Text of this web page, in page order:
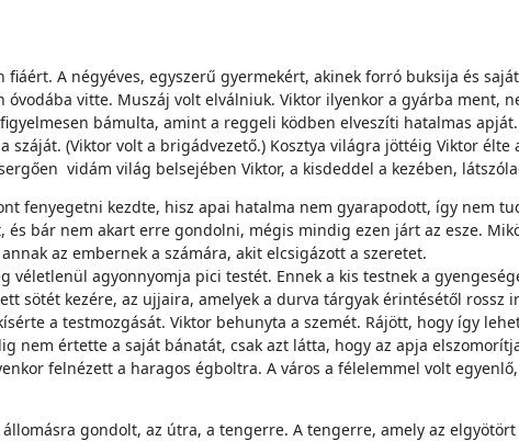
A négyéves, egyszerű gyermekért, akinek forró buksija és
vitte. Muszáj volt elválniuk. Viktor ilyenkor a gyárba ment,
bámulta, amint a reggeli ködben elveszíti hatalmas
száját. (Viktor volt a brigádvezető.) Kosztya világra jöttéig Viktor
vidám világ belsejében Viktor, a kisdeddel a kezében,
fenyegetni kezdte, hisz apai hatalma nem gyarapodott, így nem
bár nem akart erre gondolni, mégis mindig ezen járt az esze.
az embernek a számára, akit elcsigázott a szeretet.
agyonnyomja pici testét. Ennek a kis testnek a
sötét kezére, az ujjaira, amelyek a durva tárgyak érintésétől
a testmozgását. Viktor behunyta a szemét. Rájött, hogy így
nem értette a saját bánatát, csak azt látta, hogy az apja
felnézett a haragos égboltra. A város a félelemmel volt
gondolt, az útra, a tengerre. A tengerre, amely az